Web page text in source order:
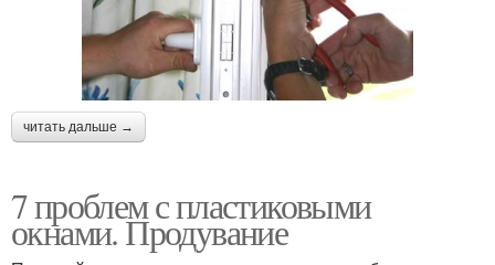
читать дальше →
7 проблем с пластиковыми
окнами. Продувание